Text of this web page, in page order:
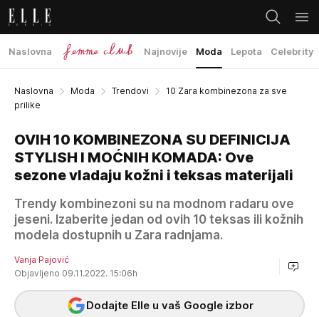
Naslovna Najnovije Moda Lepota Celebrity
Naslovna Moda Trendovi
10 Zara kombinezona za sve
prilike
OVIH 10 KOMBINEZONA SU DEFINICIJA
STYLISH I MOĆNIH KOMADA: Ove
sezone vladaju kožni i teksas materijali
Trendy kombinezoni su na modnom radaru ove
jeseni. Izaberite jedan od ovih 10 teksas ili kožnih
modela dostupnih u Zara radnjama.
Vanja Pajović
Objavljeno 09.11.2022. 15:06h
Dodajte Elle u vaš Google izbor